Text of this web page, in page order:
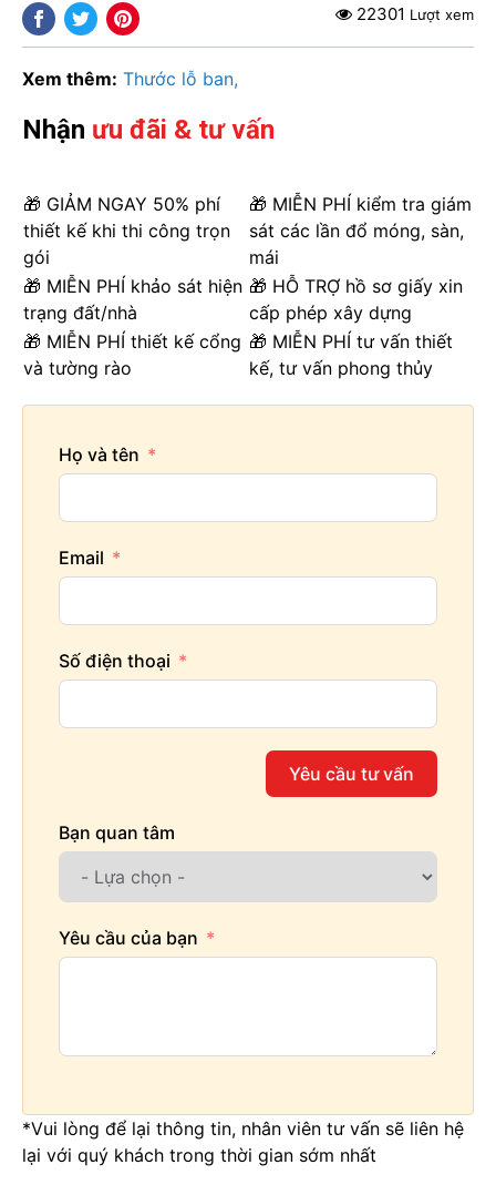
22301 Lượt xem
Xem thêm: Thước lỗ ban
Nhận ưu đãi & tư vấn
🎁 GIẢM NGAY 50% phí
thiết kế khi thi công trọn
gói
🎁 MIỄN PHÍ kiểm tra giám
sát các lần đổ móng, sàn,
mái
🎁 MIỄN PHÍ khảo sát hiện
trạng đất/nhà
🎁 HỖ TRỢ hồ sơ giấy xin
cấp phép xây dựng
🎁 MIỄN PHÍ thiết kế cổng
và tường rào
🎁 MIỄN PHÍ tư vấn thiết
kế, tư vấn phong thủy
Họ và tên
Email
Số điện thoại
Yêu cầu tư vấn
Bạn quan tâm
Yêu cầu của bạn
*Vui lòng để lại thông tin, nhân viên tư vấn sẽ liên hệ
lại với quý khách trong thời gian sớm nhất